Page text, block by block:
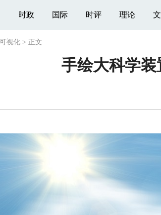
时政 国际 时评 理论
可视化 > 正文
手绘大科学装